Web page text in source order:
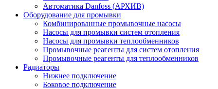
Автоматика Danfoss (АРХИВ)
Оборудование для промывки
Комбинированные промывочные насосы
Насосы для промывки систем отопления
Насосы для промывки теплообменников
Промывочные реагенты для систем отопления
Промывочные реагенты для теплообменников
Радиаторы
Нижнее подключение
Боковое подключение